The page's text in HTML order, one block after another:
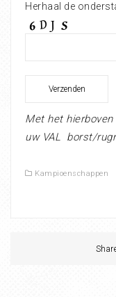
Herhaal de
Met het
uw VAL borst/
Kampioenschappen